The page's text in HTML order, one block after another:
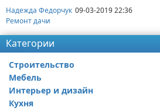
Надежда Федорчук 09-03-2019 22:36
Ремонт дачи
Категории
Строительство
Мебель
Интерьер и дизайн
Дизайн дачи
Кухня